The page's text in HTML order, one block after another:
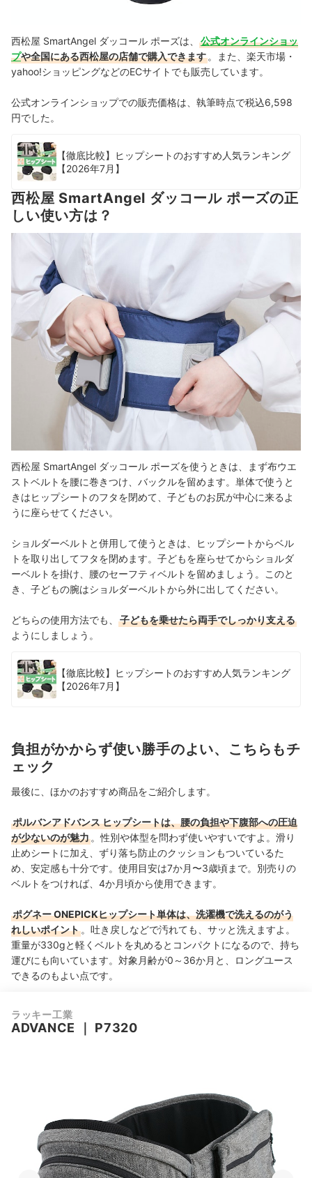
西松屋 SmartAngel ダッコール ポーズは、
公式オンラインショッ
プや全国にある西松屋の店舗で購入できます 。また、楽天市場・
yahoo!ショッピングなどのECサイトでも販売しています。
公式オンラインショップでの販売価格は、執筆時点で税込6,598
円でした。
【徹底比較】ヒップシートのおすすめ人気ランキング
【2026年7月】
西松屋 SmartAngel ダッコール ポーズの正
しい使い方は？
西松屋 SmartAngel ダッコール ポーズを使うときは、まず布ウエ
ストベルトを腰に巻きつけ、バックルを留めます。 単体で使うと
きはヒップシートのフタを閉めて、子どものお尻が中心に来るよ
うに座らせてください。
ショルダーベルトと併用して使うときは、ヒップシートからベル
トを取り出してフタを閉めます。子どもを座らせてからショルダ
ーベルトを掛け、腰のセーフティベルトを留めましょう。このと
き、子どもの腕はショルダーベルトから外に出してください。
どちらの使用方法でも、
子どもを乗せたら両手でしっかり支える
ようにしましょう。
【徹底比較】ヒップシートのおすすめ人気ランキング
【2026年7月】
負担がかからず使い勝手のよい、こちらもチ
ェック
最後に、ほかのおすすめ商品をご紹介します。
ポルバンアドバンス ヒップシートは、腰の負担や下腹部への圧迫
が少ないのが魅力。性別や体型を問わず使いやすいですよ。滑り
止めシートに加え、ずり落ち防止のクッションもついているた
め、安定感も十分です。使用目安は7か月〜3歳頃まで。別売りの
ベルトをつければ、4か月頃から使用できます。
ポグネー ONEPICKヒップシート単体は、洗濯機で洗えるのがう
れしいポイント。吐き戻しなどで汚れても、サッと洗えますよ。
重量が330gと軽くベルトを丸めるとコンパクトになるので、持ち
運びにも向いています。対象月齢が0～36か月と、ロングユース
できるのもよい点です。
ラッキー工業
ADVANCE P7320